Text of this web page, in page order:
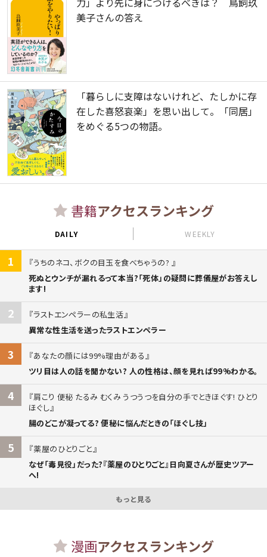
美子さんの答え
「暮らしに支障はないけれど、たしかに存
在した喜怒哀楽」を思い出して。「同居」
をめぐる5つの物語。
書籍アクセスランキング
DAILY WEEKLY
1
うちのネコ、ボクの目玉を食べちゃうの?
死ぬとウンチが漏れるって本当?「死体」の疑問に葬儀屋がお答えし
ます!
2
ラストエンペラーの私生活
異常な性生活を送ったラストエンペラー
3
あなたの顔には99%理由がある
ツリ目は人の話を聞かない? 人の性格は、顔を見れば99%わかる。
4
肩こり 便秘 たるみ むくみ うつうつを自分の手でときほぐす! ひとり
ほぐし
腸のどこが凝ってる? 便秘に悩んだときの「ほぐし技」
5
薬屋のひとりごと
なぜ「毒見役」だった?『薬屋のひとりごと』日向夏さんが歴史ツアー
へ!
もっと見る
漫画アクセスランキング